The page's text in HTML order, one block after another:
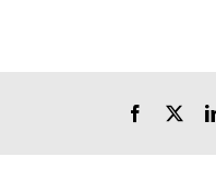
Facebook